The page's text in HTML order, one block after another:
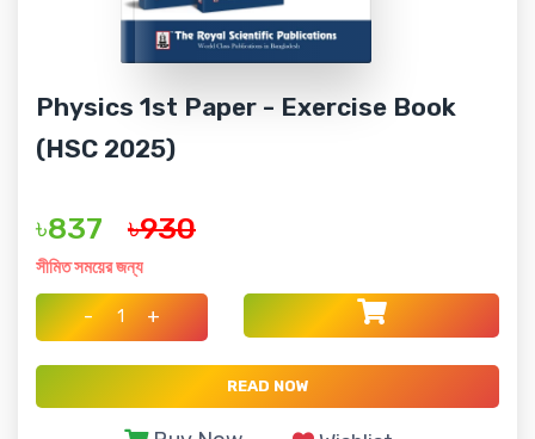
Physics 1st Paper - Exercise Book
(HSC 2025)
৳837 ৳930
সীমিত সময়ের জন্য
- +
READ NOW